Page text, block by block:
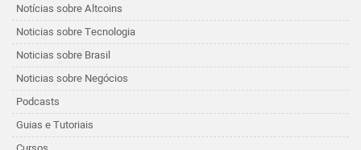
Notícias sobre Altcoins
Noticias sobre Tecnologia
Noticias sobre Brasil
Noticias sobre Negócios
Podcasts
Guias e Tutoriais